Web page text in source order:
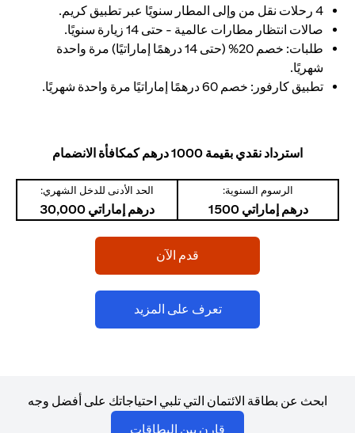
4 رحلات نقل من وإلى المطار سنويًا عبر تطبيق كريم.
صالات انتظار مطارات عالمية - حتى 14 زيارة سنويًا.
طلبات: خصم 20% (حتى 14 درهمًا إماراتيًا) مرة واحدة
شهريًا.
تطبيق كارفور: خصم 60 درهمًا إماراتيًا مرة واحدة شهريًا.
استرداد نقدي بقيمة 1000 درهم كمكافأة الانضمام
الرسوم السنوية:
درهم إماراتي 1500
الحد الأدنى للدخل الشهري:
درهم إماراتي 30,000
قدم الآن
تعرف على المزيد
ابحث عن بطاقة الائتمان التي تلبي احتياجاتك على أفضل وجه
قارن بين البطاقات